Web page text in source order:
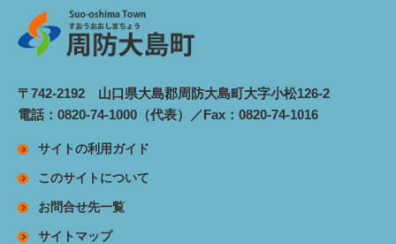
〒742-2192 山口県大島郡周防大島町大字小松126-2
電話：0820-74-1000（代表）／Fax：0820-74-1016
サイトの利用ガイド
このサイトについて
お問合せ先一覧
サイトマップ